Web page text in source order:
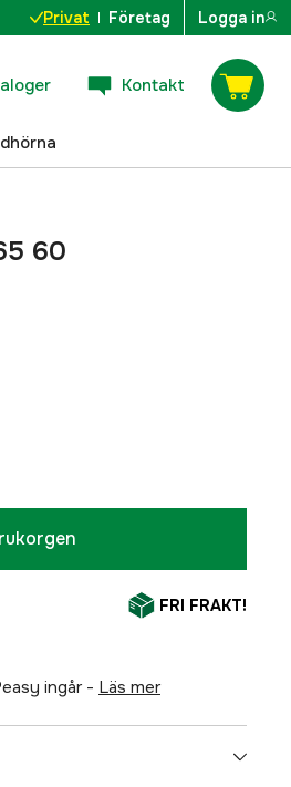
Privat Företag Logga in
Kontakt
60
FRI FRAKT!
ingår - läs mer